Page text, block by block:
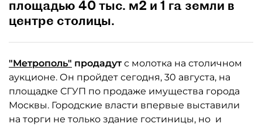
площадью 40 тыс. м2 и 1 га земли в
центре столицы.
"Метрополь" продадутс молотка на столичном
аукционе. Он пройдет сегодня, 30 августа, на
площадке СГУП по продаже имущества города
Москвы. Городские власти впервые выставили
на торги не только здание гостиницы, но и